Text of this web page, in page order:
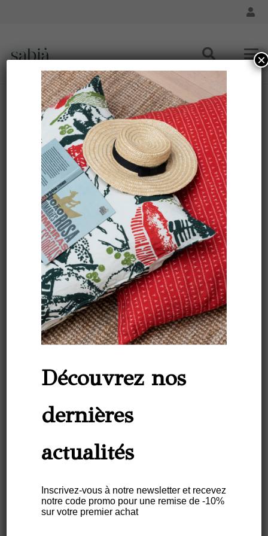
E-shop
Accueil E-shop
Marque de design
brésilienne
Colorée Fraîche
Décontractée
Matières naturelles
nobles, production
responsable
euros d’achat
PROMO,
Découvrez nos
dernières
actualités
Inscrivez-vous à notre newsletter et recevez
notre code promo pour une remise de -10%
sur votre premier achat
×